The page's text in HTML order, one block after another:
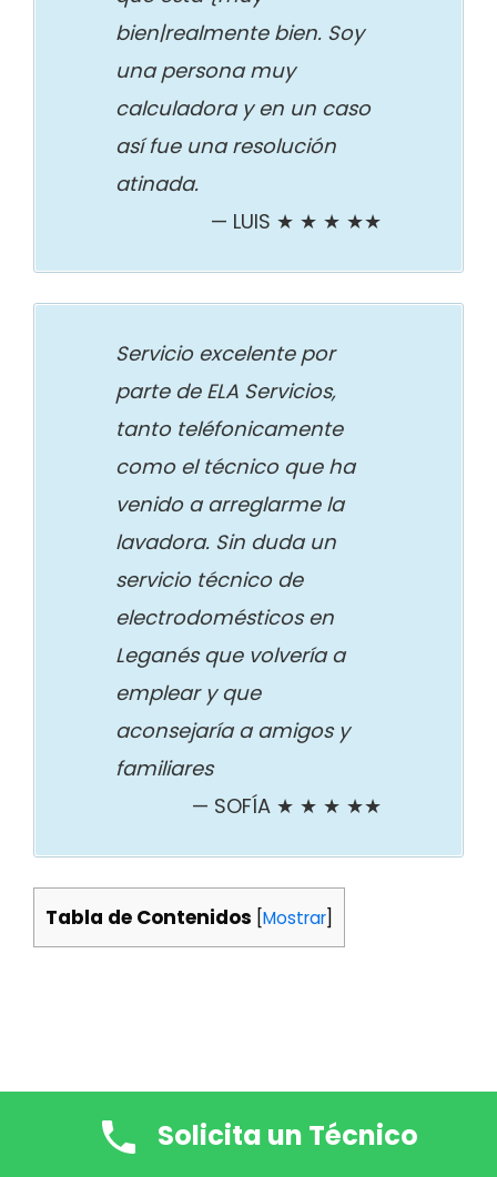
bien|realmente bien. Soy
una persona muy
calculadora y en un caso
así fue una resolución
atinada.
LUIS ★ ★ ★ ★★
Servicio excelente por
parte de ELA Servicios,
tanto teléfonicamente
como el técnico que ha
venido a arreglarme la
lavadora. Sin duda un
servicio técnico de
electrodomésticos en
Leganés que volvería a
emplear y que
aconsejaría a amigos y
familiares
SOFÍA ★ ★ ★ ★★
Tabla de Contenidos Mostrar
Solicita un Técnico